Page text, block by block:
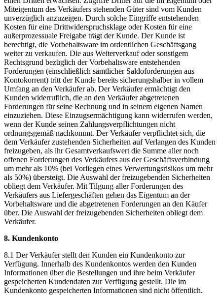
Miteigentum des Verkäufers stehenden Güter sind vom Kunden
unverzüglich anzuzeigen. Durch solche Eingriffe entstehenden
Kosten für eine Drittwiderspruchsklage oder Kosten für eine
außerprozessuale Freigabe trägt der Kunde. Der Kunde ist
berechtigt, die Vorbehaltsware im ordentlichen Geschäftsgang
weiter zu verkaufen. Die aus Weiterverkauf oder sonstigem
Rechtsgrund bezüglich der Vorbehaltsware entstehenden
Forderungen (einschließlich sämtlicher Saldoforderungen aus
Kontokorrent) tritt der Kunde bereits sicherungshalber in vollem
Umfang an den Verkäufer ab. Der Verkäufer ermächtigt den
Kunden widerruflich, die an den Verkäufer abgetretenen
Forderungen für seine Rechnung und in seinem eigenen Namen
einzuziehen. Diese Einzugsermächtigung kann widerrufen werden,
wenn der Kunde seinen Zahlungsverpflichtungen nicht
ordnungsgemäß nachkommt. Der Verkäufer verpflichtet sich, die
dem Verkäufer zustehenden Sicherheiten auf Verlangen des Kunden
freizugeben, als ihr Gesamtverkaufswert die Summe aller noch
offenen Forderungen des Verkäufers aus der Geschäftsverbindung
um mehr als 10% (bei Vorliegen eines Verwertungsrisikos um mehr
als 50%) übersteigt. Die Auswahl der freizugebenden Sicherheiten
obliegt dem Verkäufer. Mit Tilgung aller Forderungen des
Verkäufers aus Liefergeschäften gehen das Eigentum an der
Vorbehaltsware und die abgetretenen Forderungen an den Käufer
über. Die Auswahl der freizugebenden Sicherheiten obliegt dem
Verkäufer.
8. Kundenkonto
8.1 Der Verkäufer stellt den Kunden ein Kundenkonto zur
Verfügung. Innerhalb des Kundenkontos werden den Kunden
Informationen über die Bestellungen und ihre beim Verkäufer
gespeicherten Kundendaten zur Verfügung gestellt. Die im
Kundenkonto gespeicherten Informationen sind nicht öffentlich.